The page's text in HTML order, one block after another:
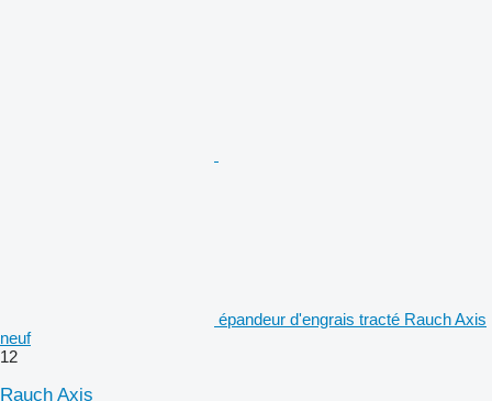
épandeur d'engrais tracté Rauch Axis
neuf
12
Rauch Axis